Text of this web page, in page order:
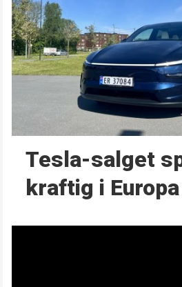
Tesla-salget
kraftig i Europa